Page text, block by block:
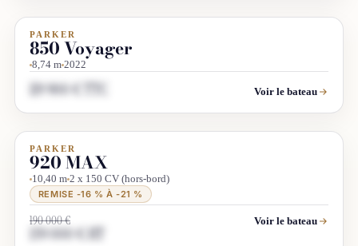
OCCASION
PARKER
850 Voyager
8,74 m 2022
119 900 € TTC Voir le bateau
DÉSTOCKAGE
PARKER
920 MAX
10,40 m 2 x 150 CV (hors-bord)
REMISE -16 % À -21 %
190 000 €
159 000 € HT
Voir le bateau